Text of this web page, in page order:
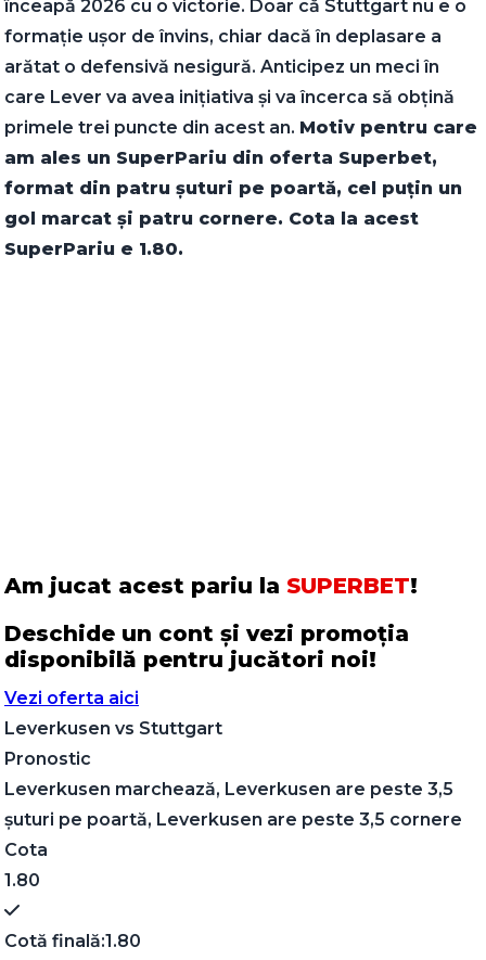
înceapă 2026 cu o victorie. Doar că Stuttgart nu e o
formație ușor de învins, chiar dacă în deplasare a
arătat o defensivă nesigură. Anticipez un meci în
care Lever va avea inițiativa și va încerca să obțină
primele trei puncte din acest an. Motiv pentru care
am ales un SuperPariu din oferta Superbet,
format din patru șuturi pe poartă, cel puțin un
gol marcat și patru cornere. Cota la acest
SuperPariu e 1.80.
Am jucat acest pariu la SUPERBET!
Deschide un cont și vezi promoția
disponibilă pentru jucători noi!
Vezi oferta aici
Leverkusen vs Stuttgart
Pronostic
Leverkusen marchează, Leverkusen are peste 3,5
șuturi pe poartă, Leverkusen are peste 3,5 cornere
Cota
1.80
Cotă finală:1.80